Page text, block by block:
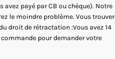
payé par CB ou chèque). Notre
le moindre problème. Vous
droit de rétractation :Vous avez 14
pour demander votre